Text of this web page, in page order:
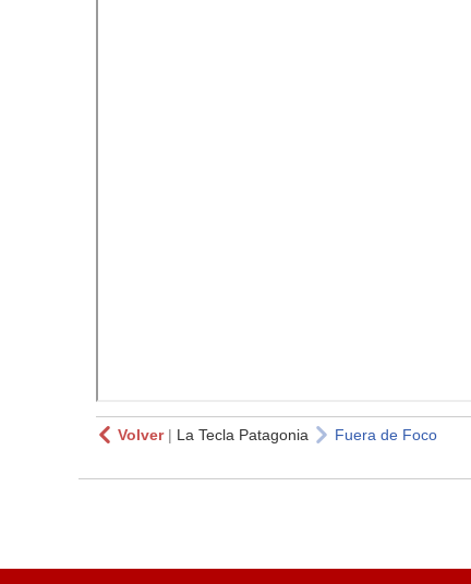
Volver| La Tecla Patagonia Fuera de Foco